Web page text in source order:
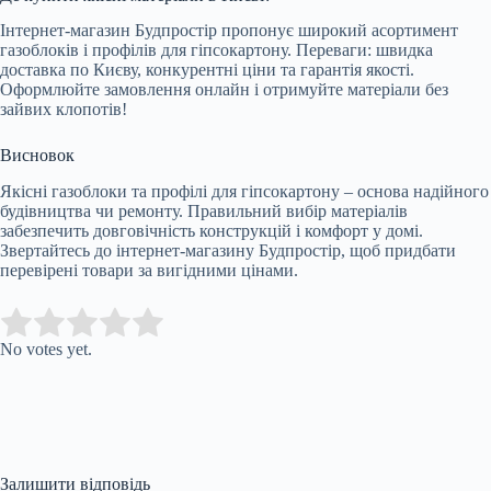
Інтернет-магазин Будпростір пропонує широкий асортимент
газоблоків і профілів для гіпсокартону. Переваги: швидка
доставка по Києву, конкурентні ціни та гарантія якості.
Оформлюйте замовлення онлайн і отримуйте матеріали без
зайвих клопотів!
Висновок
Якісні газоблоки та профілі для гіпсокартону – основа надійного
будівництва чи ремонту. Правильний вибір матеріалів
забезпечить довговічність конструкцій і комфорт у домі.
Звертайтесь до інтернет-магазину Будпростір, щоб придбати
перевірені товари за вигідними цінами.
Rate this item:
No votes yet.
Залишити відповідь